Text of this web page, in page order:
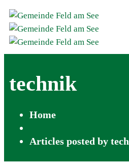
technik
Home
Articles posted by